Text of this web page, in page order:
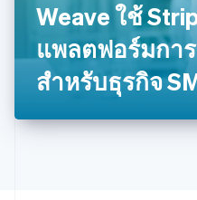
Weave ใช้
แพลตฟอร์มกา
สำหรับธุรกิจ
มาเลเซีย
简体中文
เม็กซิโก
EspañolEnglish
ยิบรอลตาร์
เยอรมนี